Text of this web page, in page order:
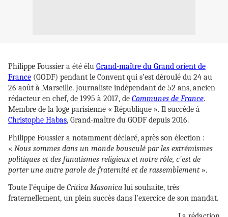
Philippe Foussier a été élu Grand-maître du Grand orient de
France (GODF) pendant le Convent qui s’est déroulé du 24 au
26 août à Marseille. Journaliste indépendant de 52 ans, ancien
rédacteur en chef, de 1995 à 2017, de Communes de France.
Membre de la loge parisienne « République ». Il succède à
Christophe Habas, Grand-maître du GODF depuis 2016.
Philippe Foussier a notamment déclaré, après son élection :
« Nous sommes dans un monde bousculé par les extrémismes
politiques et des fanatismes religieux et notre rôle, c'est de
porter une autre parole de fraternité et de rassemblement».
Toute l’équipe de Critica Masonica lui souhaite, très
fraternellement, un plein succès dans l’exercice de son mandat.